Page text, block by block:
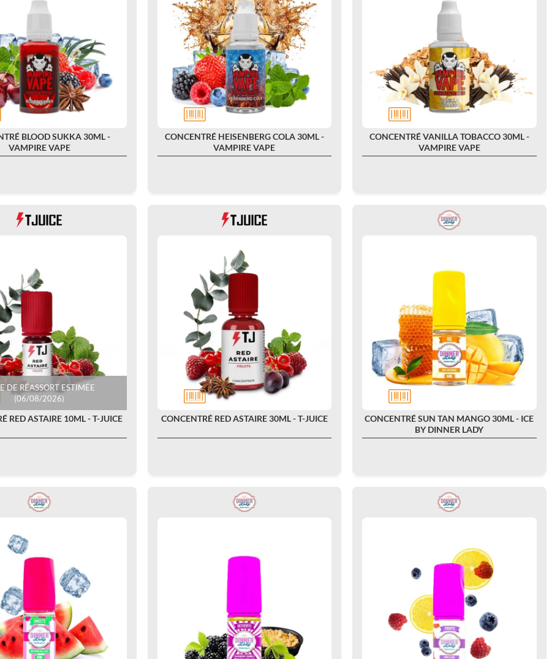
BLOOD SUKKA 30ML -
VAMPIRE VAPE
CONCENTRÉ HEISENBERG COLA 30ML -
VAMPIRE VAPE
CONCENTRÉ VANILLA TOBACCO 30ML -
VAMPIRE VAPE
DE RÉASSORT ESTIMÉE
(06/08/2026)
RED ASTAIRE 10ML - T-JUICE CONCENTRÉ RED ASTAIRE 30ML - T-JUICE
CONCENTRÉ SUN TAN MANGO 30ML - ICE
BY DINNER LADY